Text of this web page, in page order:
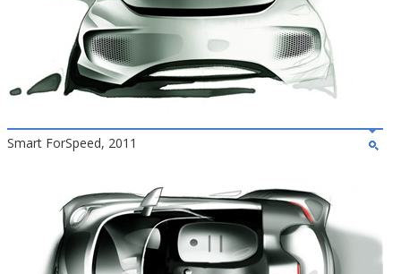
Smart ForSpeed, 2011